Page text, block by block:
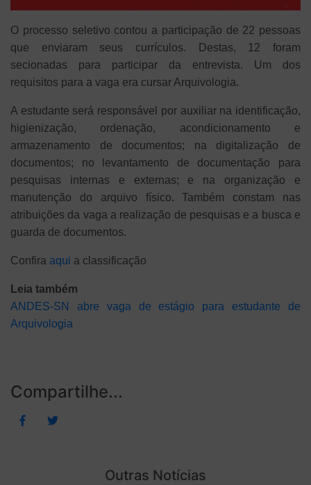
O processo seletivo contou a participação de 22 pessoas
que enviaram seus currículos. Destas, 12 foram
secionadas para participar da entrevista. Um dos
requisitos para a vaga era cursar Arquivologia.
A estudante será responsável por auxiliar na identificação,
higienização, ordenação, acondicionamento e
armazenamento de documentos; na digitalização de
documentos; no levantamento de documentação para
pesquisas internas e externas; e na organização e
manutenção do arquivo físico. Também constam nas
atribuições da vaga a realização de pesquisas e a busca e
guarda de documentos.
Confira aqui a classificação
Leia também
ANDES-SN abre vaga de estágio para estudante de
Arquivologia
Compartilhe...
Outras Notícias